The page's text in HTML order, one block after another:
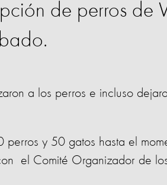
de perros de
a los perros e incluso
perros y 50 gatos hasta el
el Comité Organizador de